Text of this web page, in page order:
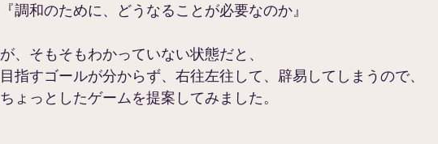
『調和のために、どうなることが必要なのか』
が、そもそもわかっていない状態だと、
目指すゴールが分からず、右往左往して、辟易してしまうので、
ちょっとしたゲームを提案してみました。